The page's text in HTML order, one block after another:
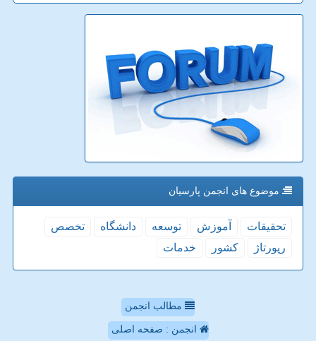
موضوع های انجمن پارسیان
تحقیقات آموزش توسعه دانشگاه
تخصص
رپورتاژ
كشور خدمات
مطالب انجمن
انجمن : صفحه اصلی